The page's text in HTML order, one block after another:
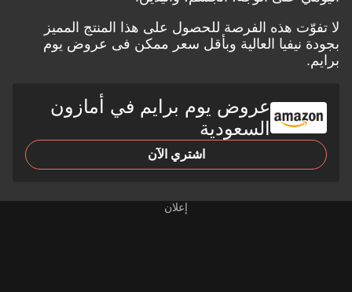
لا تفوّت هذه الفرصة للحصول على هذا المنتج المميز
بجودة نيفيا العالية وبأقل سعر ممكن فى عروض يوم
برايم.
عروض يوم برايم في أمازون
السعودية
اشتري الآن
إعلان